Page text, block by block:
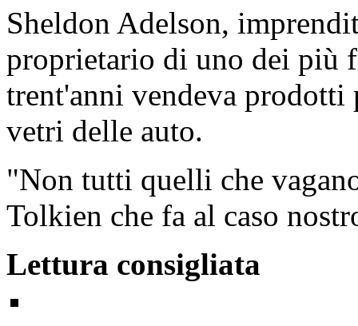
Sheldon Adelson,
proprietario di uno dei più
trent'anni vendeva
vetri delle auto.
"Non tutti quelli che
Tolkien che fa al caso
Lettura consigliata